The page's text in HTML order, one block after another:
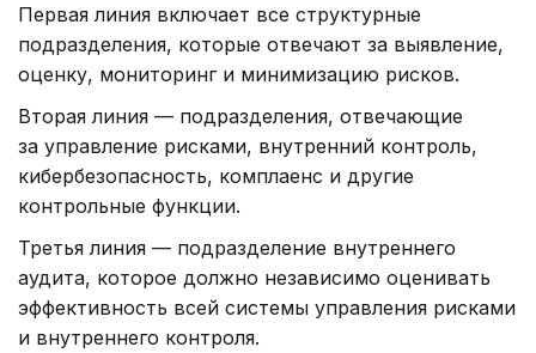
Первая линия включает все структурные
подразделения, которые отвечают за выявление,
оценку, мониторинг и минимизацию рисков.
Вторая линия — подразделения, отвечающие
за управление рисками, внутренний контроль,
кибербезопасность, комплаенс и другие
контрольные функции.
Третья линия — подразделение внутреннего
аудита, которое должно независимо оценивать
эффективность всей системы управления рисками
и внутреннего контроля.